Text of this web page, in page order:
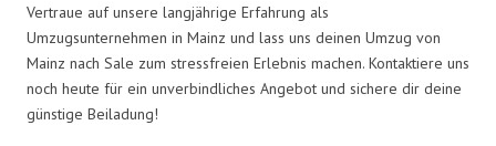
Vertraue auf unsere langjährige Erfahrung als
Umzugsunternehmen in Mainz und lass uns deinen Umzug von
Mainz nach Sale zum stressfreien Erlebnis machen. Kontaktiere uns
noch heute für ein unverbindliches Angebot und sichere dir deine
günstige Beiladung!